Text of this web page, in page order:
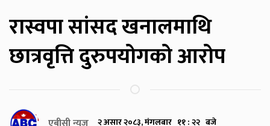
रास्वपा सांसद खनालमाथि
छात्रवृत्ति दुरुपयोगको आरोप
२ असार २०८३, मंगलबार ११ : २२ बजे